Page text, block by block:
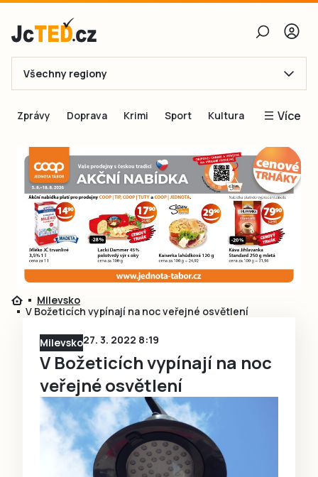
E-mail
Obnovit heslo
Přihlásit se
Přihlásit se přes Facebook
Ještě nemám účet, chci seRegistrovat
Všechny regiony
Zprávy Doprava Krimi Sport Kultura Více
Inspirace
Čtenáři píší
Speciální přílohy
Inzerce
Milevsko
V Božeticích vypínají na noc veřejné osvětlení
Milevsko27. 3. 2022 8:19
V Božeticích vypínají na noc
veřejné osvětlení